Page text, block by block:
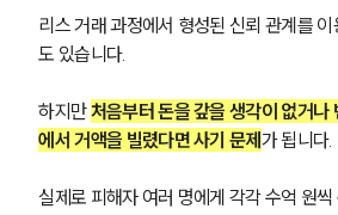
리스 거래 과정에서 형성된 신뢰 관계를
도 있습니다.
하지만 처음부터 돈을 갚을 생각이 없거나
에서 거액을 빌렸다면 사기 문제가 됩니다.
실제로 피해자 여러 명에게 각각 수억 원